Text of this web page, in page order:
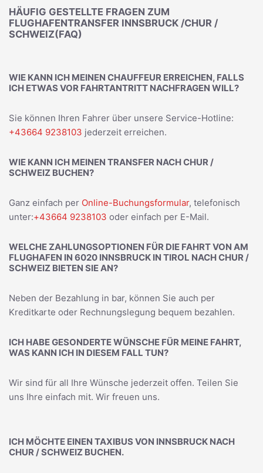
HÄUFIG GESTELLTE FRAGEN ZUM
FLUGHAFENTRANSFER INNSBRUCK /CHUR /
SCHWEIZ(FAQ)
WIE KANN ICH MEINEN CHAUFFEUR ERREICHEN, FALLS
ICH ETWAS VOR FAHRTANTRITT NACHFRAGEN WILL?
Sie können Ihren Fahrer über unsere Service-Hotline:
+43664 9238103 jederzeit erreichen.
WIE KANN ICH MEINEN TRANSFER NACH CHUR /
SCHWEIZ BUCHEN?
Ganz einfach per Online-Buchungsformular, telefonisch
unter:+43664 9238103 oder einfach per E-Mail.
WELCHE ZAHLUNGSOPTIONEN FÜR DIE FAHRT VON AM
FLUGHAFEN IN 6020 INNSBRUCK IN TIROL NACH CHUR /
SCHWEIZ BIETEN SIE AN?
Neben der Bezahlung in bar, können Sie auch per
Kreditkarte oder Rechnungslegung bequem bezahlen.
ICH HABE GESONDERTE WÜNSCHE FÜR MEINE FAHRT,
WAS KANN ICH IN DIESEM FALL TUN?
Wir sind für all Ihre Wünsche jederzeit offen. Teilen Sie
uns Ihre einfach mit. Wir freuen uns.
ICH MÖCHTE EINEN TAXIBUS VON INNSBRUCK NACH
CHUR / SCHWEIZ BUCHEN.